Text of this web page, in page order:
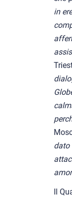
in
dato
Il